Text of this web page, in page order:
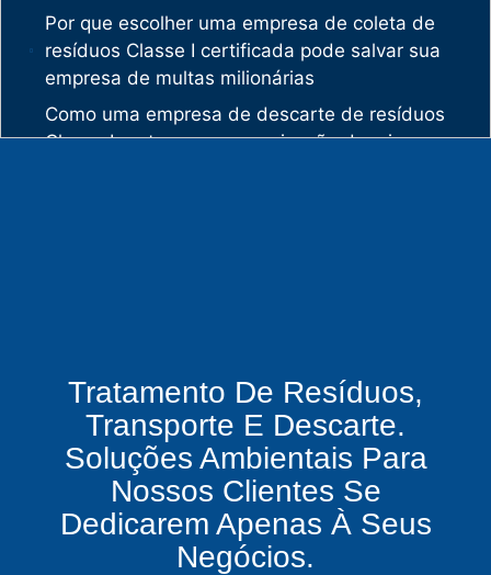
Por que escolher uma empresa de coleta de
resíduos Classe I certificada pode salvar sua
empresa de multas milionárias
Como uma empresa de descarte de resíduos
Classe I protege sua organização de crimes
vê oportunidades bilionárias esperando para
serem exploradas.
O que uma empresa de gestão de resíduos
químicos precisa fazer para garantir segurança
e conformidade legal no Brasil
Como uma empresa de gestão de resíduos
contaminados protege o meio ambiente e
Tratamento De Resíduos,
Transporte E Descarte.
Soluções Ambientais Para
Nossos Clientes Se
Dedicarem Apenas À Seus
Negócios.